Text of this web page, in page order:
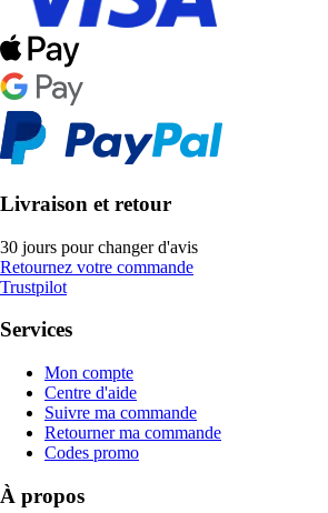
Livraison et retour
30 jours pour changer d'avis
Retournez votre commande
Trustpilot
Services
Mon compte
Centre d'aide
Suivre ma commande
Retourner ma commande
Codes promo
À propos